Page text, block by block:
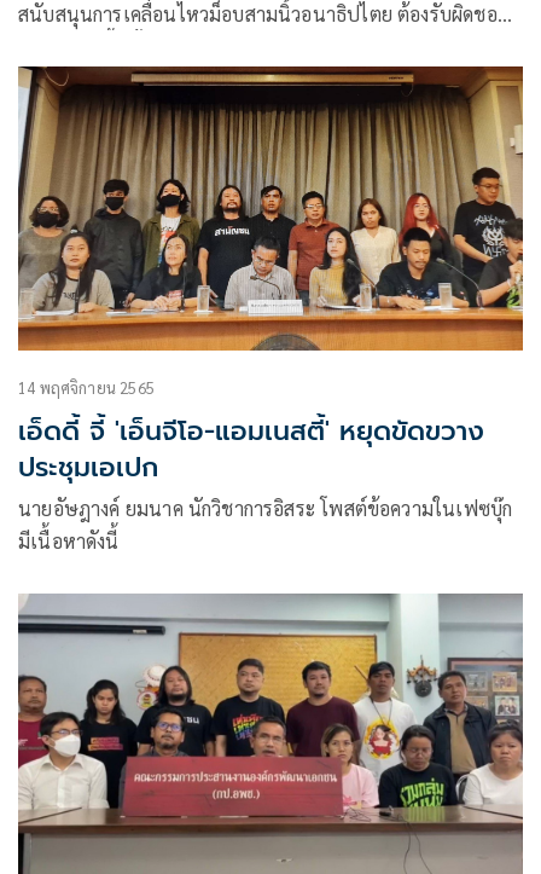
สนับสนุนการเคลื่อนไหวม็อบสามนิ้วอนาธิปไตย ต้องรับผิดชอบ
14 พฤศจิกายน 2565
เอ็ดดี้ จี้ 'เอ็นจีโอ-แอมเนสตี้' หยุดขัดขวาง
ประชุมเอเปก
นายอัษฎางค์ ยมนาค นักวิชาการอิสระ โพสต์ข้อความในเฟซบุ๊ก
มีเนื้อหาดังนี้